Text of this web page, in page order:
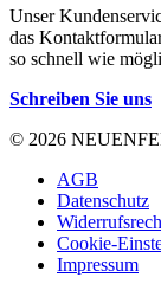
Unser
das
so schnell wie
Schreiben Sie uns
© 2026
AGB
Datenschutz
Cookie-
Impressum